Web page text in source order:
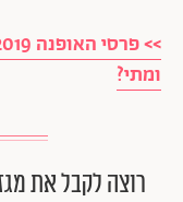
ומתי?
רוצה לקבל את